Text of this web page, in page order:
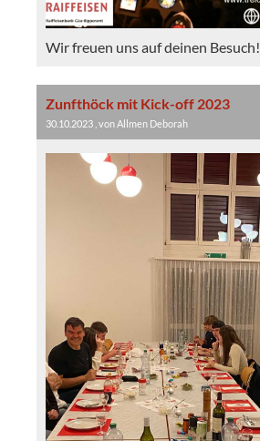
Wir freuen uns auf deinen Besuch!
Zunfthöck mit Kick-off 2023
30.10.2023 , von Allmen Deborah